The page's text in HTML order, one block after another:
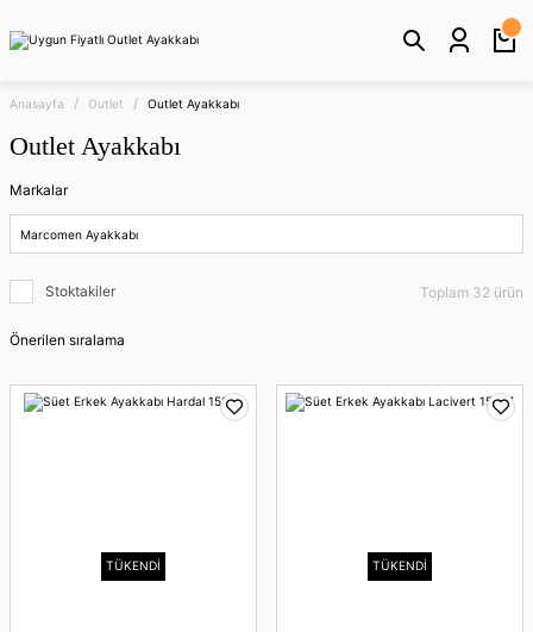
Anasayfa Outlet Outlet Ayakkabı
Outlet Ayakkabı
Markalar
Marcomen Ayakkabı
Stoktakiler Toplam 32 ürün
TÜKENDİ TÜKENDİ